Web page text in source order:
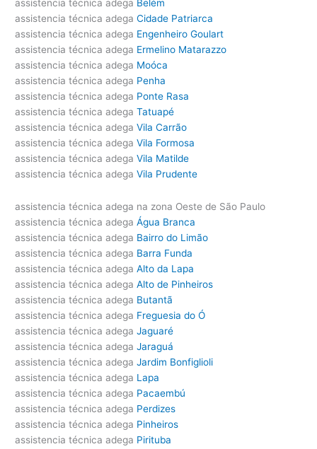
assistencia técnica adega Belém
assistencia técnica adega Cidade Patriarca
assistencia técnica adega Engenheiro Goulart
assistencia técnica adega Ermelino Matarazzo
assistencia técnica adega Moóca
assistencia técnica adega Penha
assistencia técnica adega Ponte Rasa
assistencia técnica adega Tatuapé
assistencia técnica adega Vila Carrão
assistencia técnica adega Vila Formosa
assistencia técnica adega Vila Matilde
assistencia técnica adega Vila Prudente
assistencia técnica adega na zona Oeste de São Paulo
assistencia técnica adega Água Branca
assistencia técnica adega Bairro do Limão
assistencia técnica adega Barra Funda
assistencia técnica adega Alto da Lapa
assistencia técnica adega Alto de Pinheiros
assistencia técnica adega Butantã
assistencia técnica adega Freguesia do Ó
assistencia técnica adega Jaguaré
assistencia técnica adega Jaraguá
assistencia técnica adega Jardim Bonfiglioli
assistencia técnica adega Lapa
assistencia técnica adega Pacaembú
assistencia técnica adega Perdizes
assistencia técnica adega Pinheiros
assistencia técnica adega Pirituba